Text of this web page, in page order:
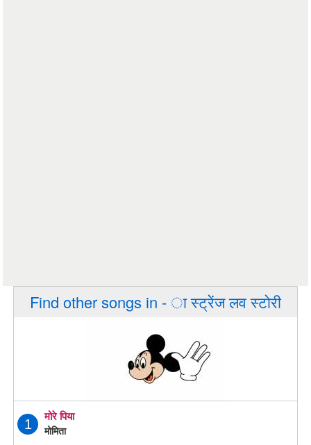
Find other songs in - ा स्ट्रेंज लव स्टोरी
1
मोरे पिया
मोमिता